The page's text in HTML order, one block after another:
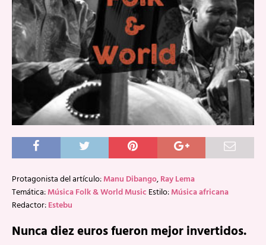
Protagonista del artículo:Manu Dibango,Ray Lema
Temática:Música Folk & World Music Estilo:Música africana
Redactor:Estebu
Nunca diez euros fueron mejor invertidos.